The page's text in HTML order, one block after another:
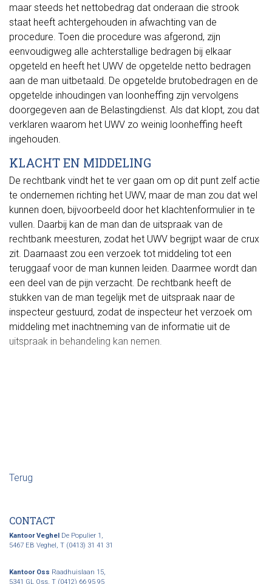
maar steeds het nettobedrag dat onderaan die strook
staat heeft achtergehouden in afwachting van de
procedure. Toen die procedure was afgerond, zijn
eenvoudigweg alle achterstallige bedragen bij elkaar
opgeteld en heeft het UWV de opgetelde netto bedragen
aan de man uitbetaald. De opgetelde brutobedragen en de
opgetelde inhoudingen van loonheffing zijn vervolgens
doorgegeven aan de Belastingdienst. Als dat klopt, zou dat
verklaren waarom het UWV zo weinig loonheffing heeft
ingehouden.
KLACHT EN MIDDELING
De rechtbank vindt het te ver gaan om op dit punt zelf actie
te ondernemen richting het UWV, maar de man zou dat wel
kunnen doen, bijvoorbeeld door het klachtenformulier in te
vullen. Daarbij kan de man dan de uitspraak van de
rechtbank meesturen, zodat het UWV begrijpt waar de crux
zit. Daarnaast zou een verzoek tot middeling tot een
teruggaaf voor de man kunnen leiden. Daarmee wordt dan
een deel van de pijn verzacht. De rechtbank heeft de
stukken van de man tegelijk met de uitspraak naar de
inspecteur gestuurd, zodat de inspecteur het verzoek om
middeling met inachtneming van de informatie uit de
uitspraak in behandeling kan nemen.
Terug
CONTACT
Kantoor Veghel De Populier 1,
5467 EB Veghel, T (0413) 31 41 31
Kantoor Oss Raadhuislaan 15,
5341 GL Oss, T (0412) 66 95 95